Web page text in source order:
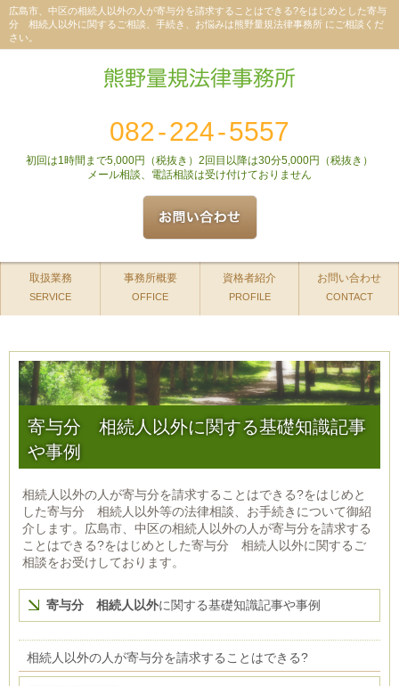
広島市、中区の相続人以外の人が寄与分を請求することはできる?をはじめとした寄与
分 相続人以外に関するご相談、手続き、お悩みは熊野量規法律事務所 にご相談くだ
さい。
082-224-5557
初回は1時間まで5,000円（税抜き）2回目以降は30分5,000円（税抜き）
メール相談、電話相談は受け付けておりません
取扱業務
SERVICE
事務所概要
OFFICE
資格者紹介
PROFILE
お問い合わせ
CONTACT
寄与分 相続人以外に関する基礎知識記事
や事例
相続人以外の人が寄与分を請求することはできる?をはじめと
した寄与分 相続人以外等の法律相談、お手続きについて御紹
介します。広島市、中区の相続人以外の人が寄与分を請求する
ことはできる?をはじめとした寄与分 相続人以外に関するご
相談をお受けしております。
寄与分 相続人以外に関する基礎知識記事や事例
相続人以外の人が寄与分を請求することはできる?